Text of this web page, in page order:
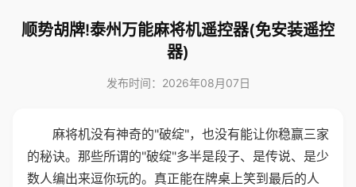
顺势胡牌!泰州万能麻将机遥控器(免安装遥控
器)
发布时间：2026年08月07日
麻将机没有神奇的"破绽"，也没有能让你稳赢三家
的秘诀。那些所谓的"破绽"多半是段子、是传说、是少
数人编出来逗你玩的。真正能在牌桌上笑到最后的人